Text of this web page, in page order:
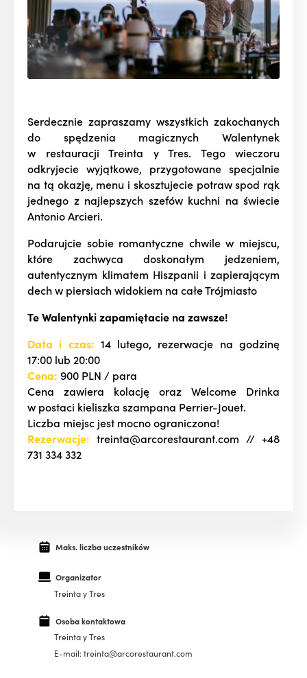
Serdecznie zapraszamy wszystkich zakochanych
do spędzenia magicznych Walentynek
w restauracji Treinta y Tres. Tego wieczoru
odkryjecie wyjątkowe, przygotowane specjalnie
na tą okazję, menu i skosztujecie potraw spod rąk
jednego z najlepszych szefów kuchni na świecie
Antonio Arcieri.
Podarujcie sobie romantyczne chwile w miejscu,
które zachwyca doskonałym jedzeniem,
autentycznym klimatem Hiszpanii i zapierającym
dech w piersiach widokiem na całe Trójmiasto
Te Walentynki zapamiętacie na zawsze!
Data i czas: 14 lutego, rezerwacje na godzinę
17:00 lub 20:00
Cena: 900 PLN / para
Cena zawiera kolację oraz Welcome Drinka
w postaci kieliszka szampana Perrier-Jouet.
Liczba miejsc jest mocno ograniczona!
Rezerwacje: treinta@arcorestaurant.com // +48
731 334 332
Maks. liczba uczestników
Organizator
Treinta y Tres
Osoba kontaktowa
Treinta y Tres
E-mail: treinta@arcorestaurant.com